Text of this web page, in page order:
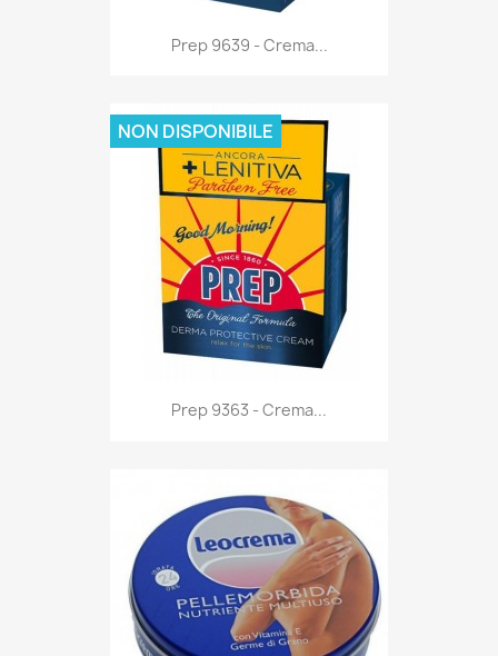
Anteprima
Prep 9639 - Crema...
Anteprima
Prep 9363 - Crema...
NON DISPONIBILE